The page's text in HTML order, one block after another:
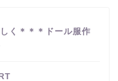
く＊＊＊ドール服作